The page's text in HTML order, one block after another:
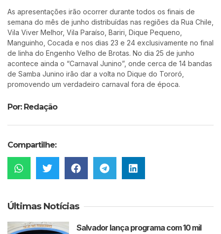
As apresentações irão ocorrer durante todos os finais de
semana do mês de junho distribuídas nas regiões da Rua Chile,
Vila Viver Melhor, Vila Paraíso, Bariri, Dique Pequeno,
Manguinho, Cocada e nos dias 23 e 24 exclusivamente no final
de linha do Engenho Velho de Brotas. No dia 25 de junho
acontece ainda o “Carnaval Junino”, onde cerca de 14 bandas
de Samba Junino irão dar a volta no Dique do Tororó,
promovendo um verdadeiro carnaval fora de época.
Por: Redação
Compartilhe:
Últimas Notícias
Salvador lança programa com 10 mil